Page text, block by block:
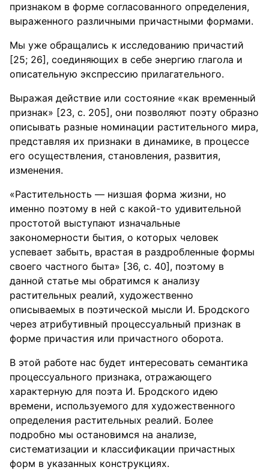
признаком в форме согласованного определения,
выраженного различными причастными формами.
Мы уже обращались к исследованию причастий
[25; 26], соединяющих в себе энергию глагола и
описательную экспрессию прилагательного.
Выражая действие или состояние «как временный
признак» [23, с. 205], они позволяют поэту образно
описывать разные номинации растительного мира,
представляя их признаки в динамике, в процессе
его осуществления, становления, развития,
изменения.
«Растительность — низшая форма жизни, но
именно поэтому в ней с какой-то удивительной
простотой выступают изначальные
закономерности бытия, о которых человек
успевает забыть, врастая в раздробленные формы
своего частного быта» [36, с. 40], поэтому в
данной статье мы обратимся к анализу
растительных реалий, художественно
описываемых в поэтической мысли И. Бродского
через атрибутивный процессуальный признак в
форме причастия или причастного оборота.
В этой работе нас будет интересовать семантика
процессуального признака, отражающего
характерную для поэта И. Бродского идею
времени, используемого для художественного
определения растительных реалий. Более
подробно мы остановимся на анализе,
систематизации и классификации причастных
форм в указанных конструкциях.